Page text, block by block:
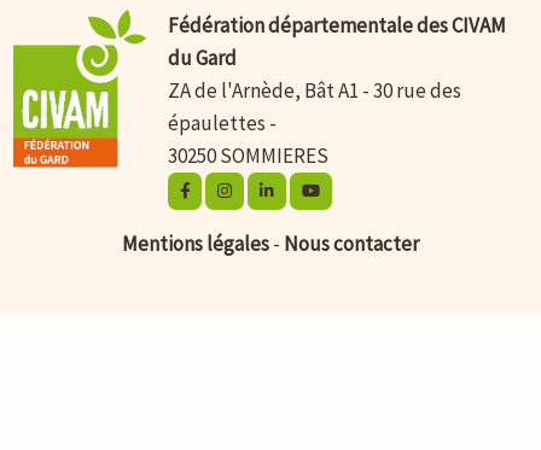
Fédération départementale des CIVAM
du Gard
ZA de l'Arnède, Bât A1 - 30 rue des
épaulettes -
30250 SOMMIERES
Mentions légales- Nous contacter